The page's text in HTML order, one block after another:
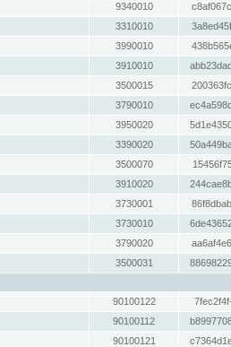
9340010
3310010
3990010
3910010
3500015
3790010
3950020
3390020
3500070
3910020
3730001
3730010
3790020
3500031
90100122
90100112
90100121